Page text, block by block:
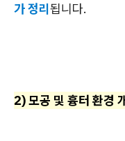
가 정리됩니다.
2) 모공 및 흉터 환경